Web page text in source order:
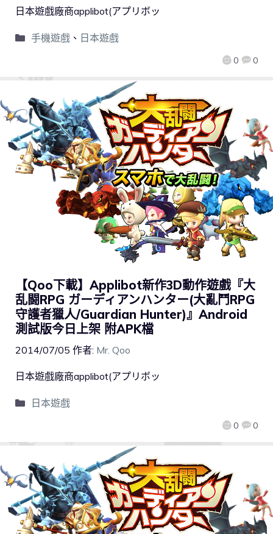
0 0
日本遊戲廠商applibot(アプリボッ
手機遊戲、 日本遊戲
【Qoo下載】Applibot新作3D動作遊戲『大
乱闘RPG ガーディアンハンター(大亂鬥RPG
守護者獵人/Guardian Hunter)』Android
測試版今日上架 附APK檔
2014/07/05 作者: Mr. Qoo
0 0
日本遊戲廠商applibot(アプリボッ
日本遊戲